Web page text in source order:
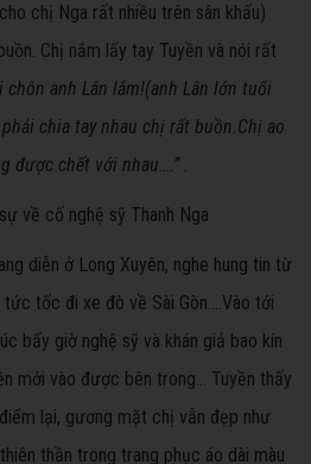
chị Nga rất nhiều trên sân khấu)
Chị nắm lấy tay Tuyền và nói rất
chôn anh Lân lắm!(anh Lân lớn tuổi
chia tay nhau chị rất buồn.Chị ao
được chết với nhau….”.
diễn ở Long Xuyên, nghe hung tin từ
tốc đi xe đò về Sài Gòn….Vào tới
bấy giờ nghệ sỹ và khán giả bao kín
mới vào được bên trong… Tuyền thấy
lại, gương mặt chị vẫn đẹp như
thần trong trang phục áo dài màu